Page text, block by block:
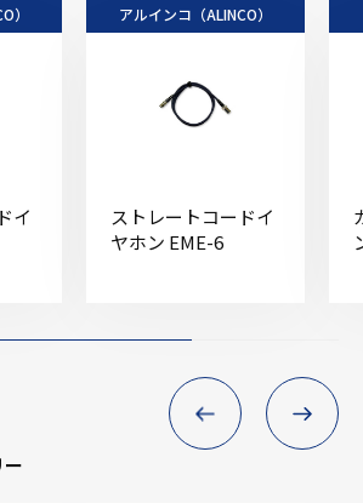
）
イ
アルインコ（ALINCO）
ストレートコードイ
ヤホン EME-6